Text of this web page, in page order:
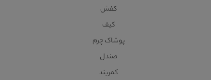
کفش
کیف
پوشاک چرم
صندل
کمربند